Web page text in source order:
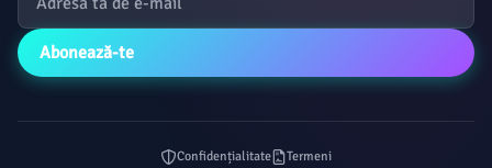
Abonează-te
Confidențialitate
Termeni